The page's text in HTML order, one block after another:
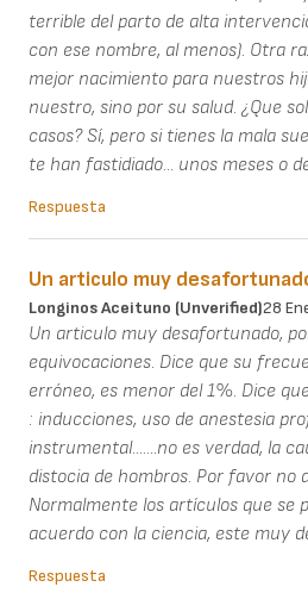
terrible del parto de alta
con ese nombre, al menos). Otra
mejor nacimiento para nuestros
nuestro, sino por su salud. ¿Que
casos? Sí, pero si tienes la mala
te han fastidiado... unos meses o
Respuesta
Un articulo muy
Longinos Aceituno (unverified)28
Un articulo muy desafortunado,
equivocaciones. Dice que su
erróneo, es menor del 1%. Dice
: inducciones, uso de anestesia
instrumental.......no es verdad, la
distocia de hombros. Por favor no
Normalmente los artículos que se
acuerdo con la ciencia, este muy
Respuesta